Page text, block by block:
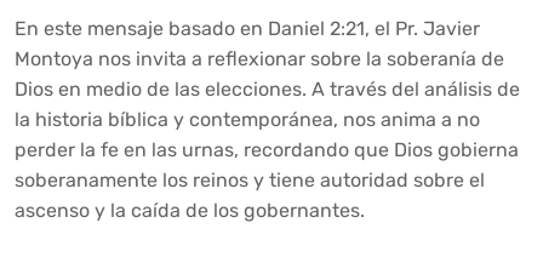
En este mensaje basado en Daniel 2:21, el Pr. Javier
Montoya nos invita a reflexionar sobre la soberanía de
Dios en medio de las elecciones. A través del análisis de
la historia bíblica y contemporánea, nos anima a no
perder la fe en las urnas, recordando que Dios gobierna
soberanamente los reinos y tiene autoridad sobre el
ascenso y la caída de los gobernantes.